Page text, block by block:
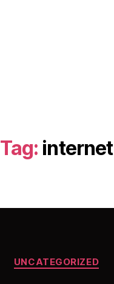
Tag: internet
Categorieën
UNCATEGORIZED